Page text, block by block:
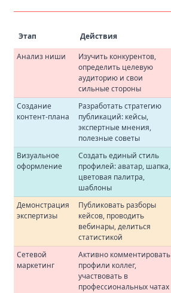
Этап Действия
Анализ ниши
Изучить конкурентов,
определить целевую
аудиторию и свои
сильные стороны
Создание
контент-плана
Разработать стратегию
публикаций: кейсы,
экспертные мнения,
полезные советы
Визуальное
оформление
Создать единый стиль
профилей: аватар, шапка,
цветовая палитра,
шаблоны
Демонстрация
экспертизы
Публиковать разборы
кейсов, проводить
вебинары, делиться
статистикой
Сетевой
маркетинг
Активно комментировать
профили коллег,
участвовать в
профессиональных чатах